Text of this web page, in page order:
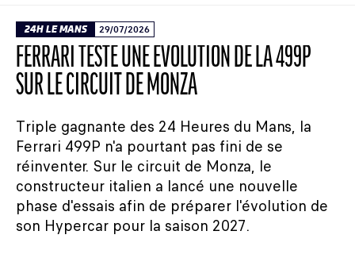
24H LE MANS 29/07/2026
FERRARI TESTE UNE ÉVOLUTION DE LA 499P
SUR LE CIRCUIT DE MONZA
Triple gagnante des 24 Heures du Mans, la
Ferrari 499P n'a pourtant pas fini de se
réinventer. Sur le circuit de Monza, le
constructeur italien a lancé une nouvelle
phase d'essais afin de préparer l'évolution de
son Hypercar pour la saison 2027.